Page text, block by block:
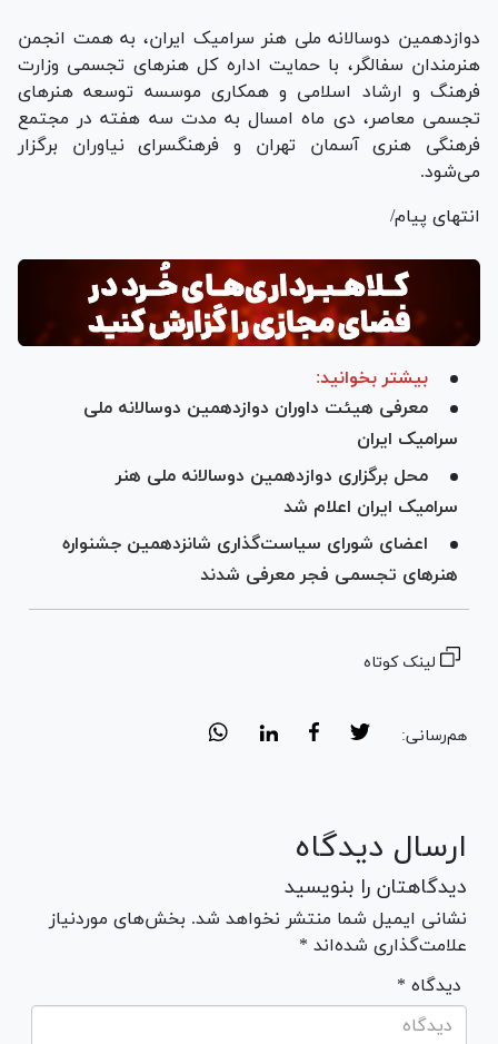
دوازدهمین دوسالانه ملی هنر سرامیک ایران، به همت انجمن
هنرمندان سفالگر، با حمایت اداره کل هنر‌های تجسمی وزارت
فرهنگ و ارشاد اسلامی و همکاری موسسه توسعه هنر‌های
تجسمی معاصر، دی ماه امسال به مدت سه هفته در مجتمع
فرهنگی هنری آسمان تهران و فرهنگسرای نیاوران برگزار
می‌شود.
انتهای پیام/
بیشتر بخوانید:
معرفی هیئت داوران دوازدهمین دوسالانه ملی
سرامیک ایران
محل برگزاری دوازدهمین دوسالانه ملی هنر
سرامیک ایران اعلام شد ​
اعضای شورای سیاست‌گذاری شانزدهمین جشنواره
هنر‌های تجسمی فجر معرفی شدند
لینک کوتاه
هم‌رسانی:
ارسال دیدگاه
دیدگاهتان را بنویسید
نشانی ایمیل شما منتشر نخواهد شد. بخش‌های موردنیاز
علامت‌گذاری شده‌اند *
* دیدگاه